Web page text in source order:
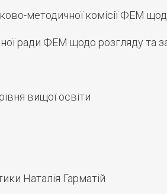
методичної комісії ФЕМ
ради ФЕМ щодо розгляду та
вищої освіти
Наталія Гарматій